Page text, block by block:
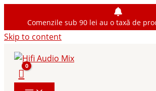
Comenzile sub 90 lei au o taxă de
Skip to content